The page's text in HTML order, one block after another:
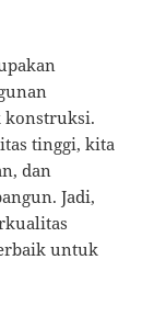
konstruksi.
tinggi, kita
dan
Jadi,
untuk